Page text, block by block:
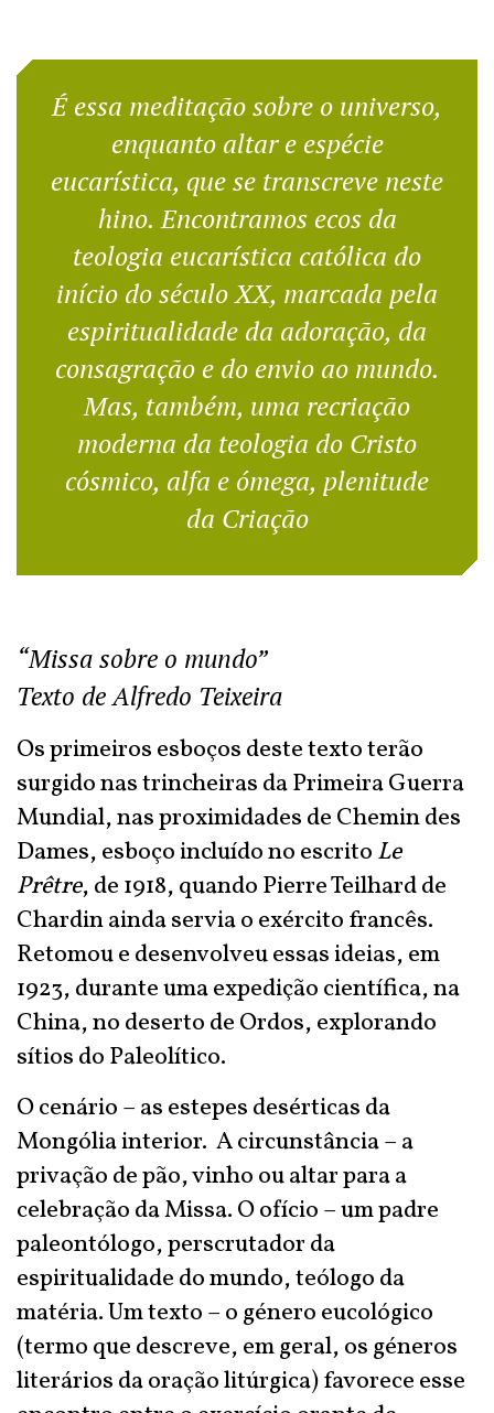
É essa meditação sobre o universo,
enquanto altar e espécie
eucarística, que se transcreve neste
hino. Encontramos ecos da
teologia eucarística católica do
início do século XX, marcada pela
espiritualidade da adoração, da
consagração e do envio ao mundo.
Mas, também, uma recriação
moderna da teologia do Cristo
cósmico, alfa e ómega, plenitude
da Criação
“Missa sobre o mundo”
Texto de Alfredo Teixeira
Os primeiros esboços deste texto terão
surgido nas trincheiras da Primeira Guerra
Mundial, nas proximidades de Chemin des
Dames, esboço incluído no escritoLe
Prêtre, de 1918, quando Pierre Teilhard de
Chardin ainda servia o exército francês.
Retomou e desenvolveu essas ideias, em
1923, durante uma expedição científica, na
China, no deserto de Ordos, explorando
sítios do Paleolítico.
O cenário – as estepes desérticas da
Mongólia interior. A circunstância – a
privação de pão, vinho ou altar para a
celebração da Missa. O ofício – um padre
paleontólogo, perscrutador da
espiritualidade do mundo, teólogo da
matéria. Um texto – o género eucológico
(termo que descreve, em geral, os géneros
literários da oração litúrgica) favorece esse